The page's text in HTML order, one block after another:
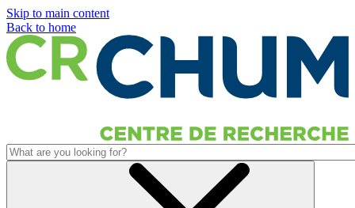
Skip to main content
Back to home